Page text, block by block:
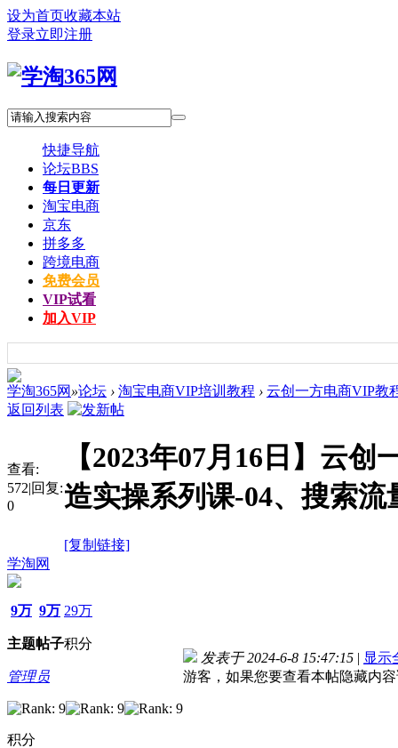
设为首页收藏本站
登录立即注册
快捷导航
论坛BBS
每日更新
淘宝电商
京东
拼多多
跨境电商
免费会员
VIP试看
加入VIP
学淘365网 »论坛 › 淘宝电商VIP培训教程 › 云创一方电商VIP教
返回列表
查看:
572|回复:
0
【2023年07月16日】云
造实操系列课-04、搜索
[复制链接]
学淘网
9万
主题
9万
帖子
29万
积分
管理员
积分
发表于 2024-6-8 15:47:15 | 显示
游客，如果您要查看本帖隐藏内